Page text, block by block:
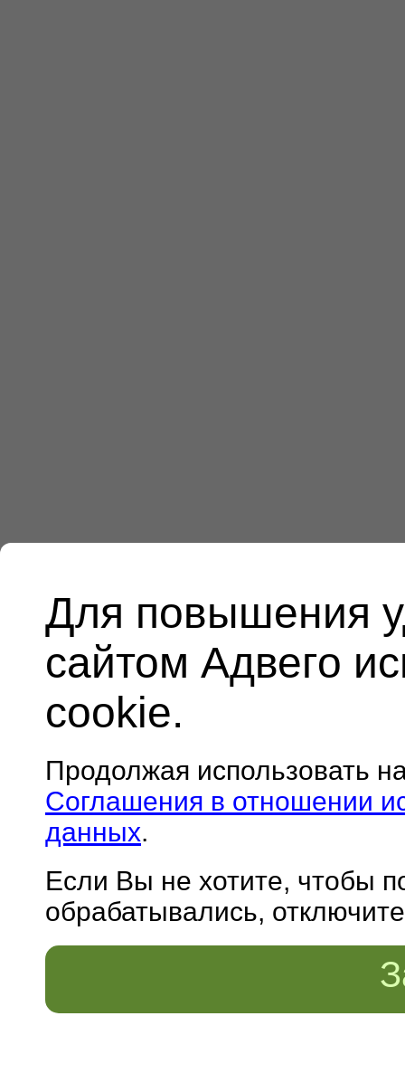
Для повышения
сайтом Адвего
cookie.
Продолжая использовать
Соглашения в отношении
данных.
Если Вы не хотите, чтобы
обрабатывались,